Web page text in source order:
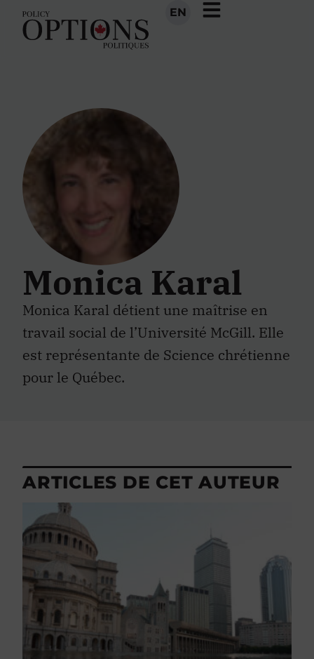
EN
Monica Karal
Monica Karal détient une maîtrise en
travail social de l’Université McGill. Elle
est représentante de Science chrétienne
pour le Québec.
ARTICLES DE CET AUTEUR